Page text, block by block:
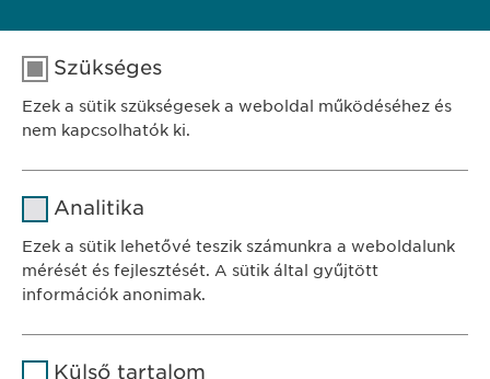
Ewopharma Hungary Kft.
1122 Budapest
Városmajor u. 13.
Szükséges
Ezek a sütik szükségesek a weboldal működéséhez és
nem kapcsolhatók ki.
Időtartam
A fehasználó sütikhez való
Analitika
Ezek a sütik lehetővé teszik számunkra a weboldalunk
mérését és fejlesztését. A sütik által gyűjtött
információk anonimak.
Külső tartalom